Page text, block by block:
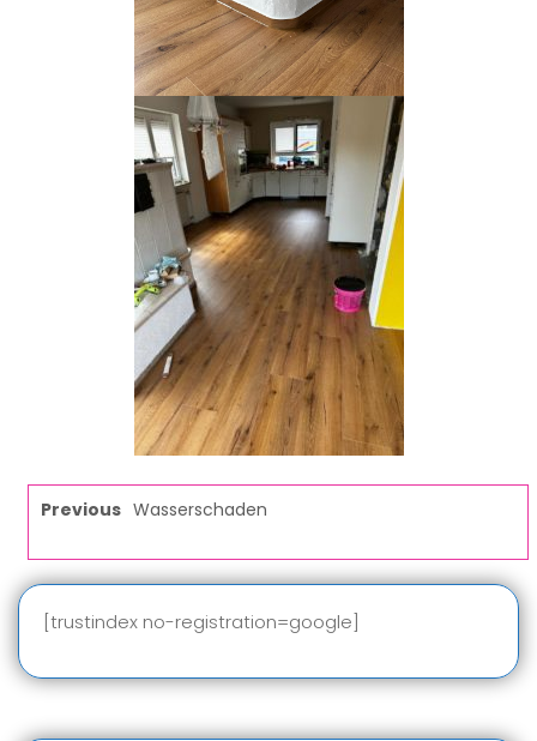
Previous Wasserschaden
[trustindex no-registration=google]